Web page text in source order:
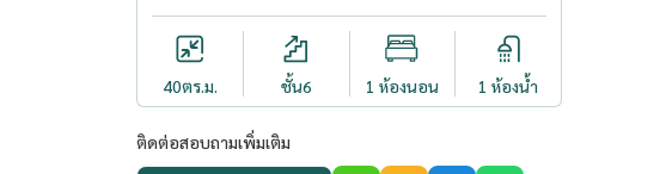
40ตร.ม. ชั้น6 1 ห้องนอน 1 ห้องน้ำ
ติดต่อสอบถามเพิ่มเติม